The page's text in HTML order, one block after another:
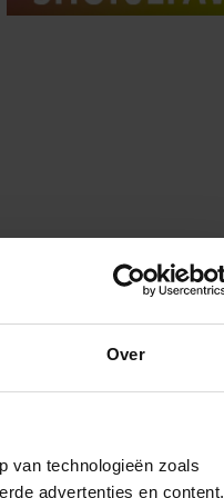
Over
van technologieën zoals
advertenties en content,